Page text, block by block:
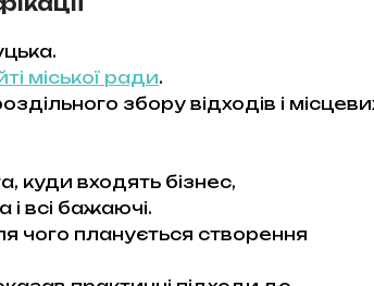
міської ради.
збору відходів і
куди входять бізнес,
і всі бажаючі.
чого планується створення